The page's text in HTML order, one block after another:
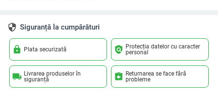
security Siguranță la cumpărături
lock Plata securizată policy Protecția datelor cu caracter
personal
local_shipping Livrarea produselor în
siguranță
assignment_return Returnarea se face fără
probleme